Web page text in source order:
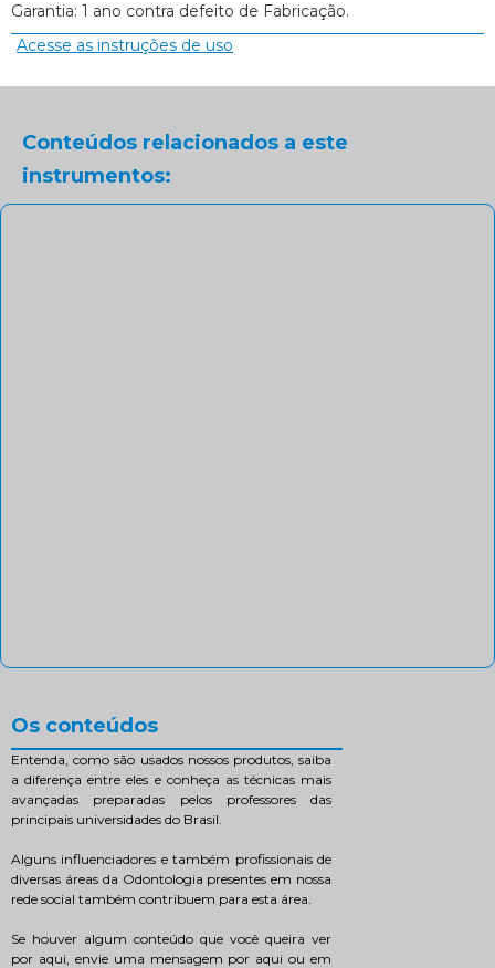
Garantia: 1 ano contra defeito de Fabricação.
Acesse as instruções de uso
Conteúdos relacionados a este
instrumentos:
Os conteúdos
Entenda, como são usados nossos produtos, saiba
a diferença entre eles e conheça as técnicas mais
avançadas preparadas pelos professores das
principais universidades do Brasil.
Alguns influenciadores e também profissionais de
diversas áreas da Odontologia presentes em nossa
rede social também contribuem para esta área.
Se houver algum conteúdo que você queira ver
por aqui, envie uma mensagem por aqui ou em